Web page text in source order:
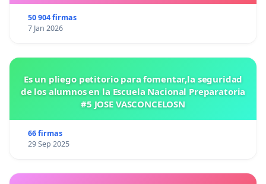
50 904 firmas
7 Jan 2026
Es un pliego petitorio para fomentar,la seguridad
de los alumnos en la Escuela Nacional Preparatoria
#5 JOSE VASCONCELOSN
66 firmas
29 Sep 2025